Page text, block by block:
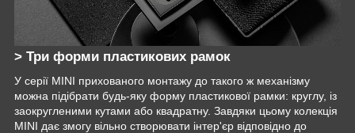
> Три форми пластикових рамок
У серії MINI прихованого монтажу до такого ж механізму
можна підібрати будь-яку форму пластикової рамки: круглу, із
заокругленими кутами або квадратну. Завдяки цьому колекція
MINI дає змогу вільно створювати інтер'єр відповідно до